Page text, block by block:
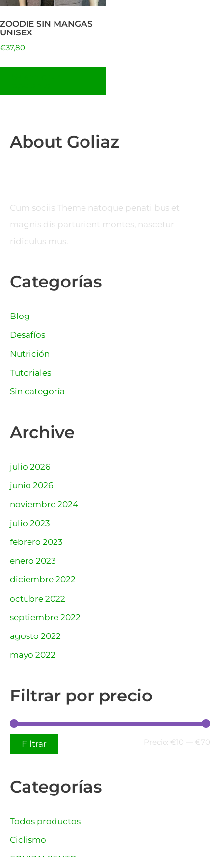
ZOODIE SIN MANGAS
UNISEX
€37,80
About Goliaz
Cum sociis Theme natoque penati bus et
magnis dis parturient montes, nascetur
ridiculus mus.
Categorías
Blog
Desafíos
Nutrición
Tutoriales
Sin categoría
Archive
julio 2026
junio 2026
noviembre 2024
julio 2023
febrero 2023
enero 2023
diciembre 2022
octubre 2022
septiembre 2022
agosto 2022
mayo 2022
Filtrar por precio
Filtrar Precio: €10 €70
Categorías
Todos productos
Ciclismo